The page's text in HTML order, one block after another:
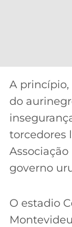
A princípio,
do
torcedores
governo
O estadio